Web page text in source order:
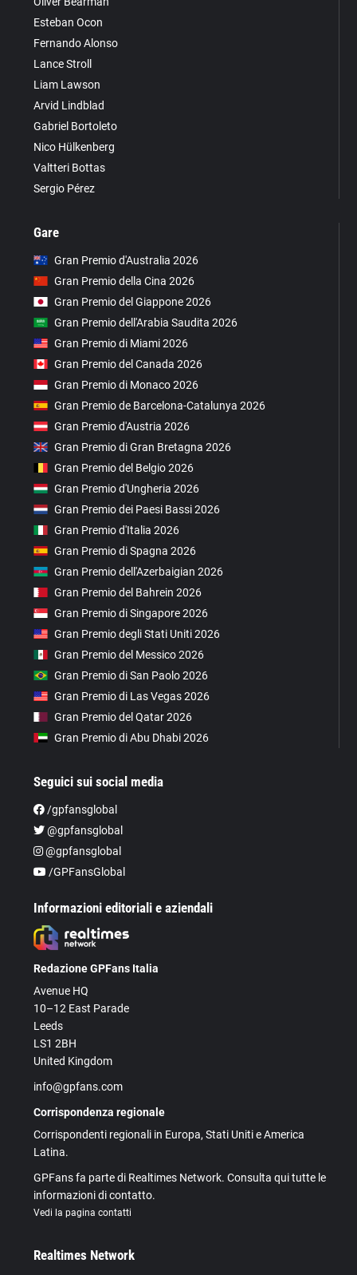
Esteban Ocon
Fernando Alonso
Lance Stroll
Liam Lawson
Arvid Lindblad
Gabriel Bortoleto
Nico Hülkenberg
Valtteri Bottas
Sergio Pérez
Gare
Gran Premio d'Australia 2026
Gran Premio della Cina 2026
Gran Premio del Giappone 2026
Gran Premio dell'Arabia Saudita 2026
Gran Premio di Miami 2026
Gran Premio del Canada 2026
Gran Premio di Monaco 2026
Gran Premio de Barcelona-Catalunya 2026
Gran Premio d'Austria 2026
Gran Premio di Gran Bretagna 2026
Gran Premio del Belgio 2026
Gran Premio d'Ungheria 2026
Gran Premio dei Paesi Bassi 2026
Gran Premio d'Italia 2026
Gran Premio di Spagna 2026
Gran Premio dell'Azerbaigian 2026
Gran Premio del Bahrein 2026
Gran Premio di Singapore 2026
Gran Premio degli Stati Uniti 2026
Gran Premio del Messico 2026
Gran Premio di San Paolo 2026
Gran Premio di Las Vegas 2026
Gran Premio del Qatar 2026
Gran Premio di Abu Dhabi 2026
Seguici sui social media
/gpfansglobal
@gpfansglobal
@gpfansglobal
/GPFansGlobal
Informazioni editoriali e aziendali
Redazione GPFans Italia
Avenue HQ
10–12 East Parade
Leeds
LS1 2BH
United Kingdom
info@gpfans.com
Corrispondenza regionale
Corrispondenti regionali in Europa, Stati Uniti e America
Latina.
GPFans fa parte di Realtimes Network. Consulta qui tutte le
informazioni di contatto.
Vedi la pagina contatti
Realtimes Network